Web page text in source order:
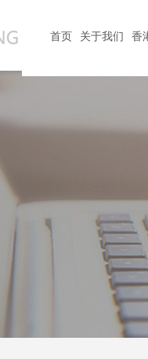
首页 关于我们 香